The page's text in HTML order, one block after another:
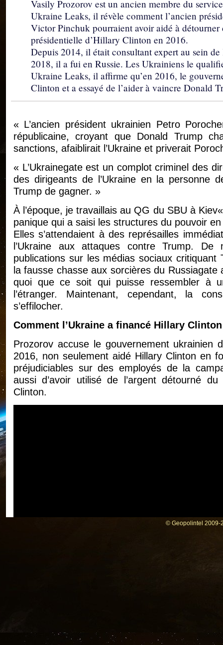
Vasily Prozorov est un ancien membre du
Ukraine Leaks, il révèle comment l’ancien
Victor Pinchuk pourraient avoir aidé à
présidentielle d’Hillary Clinton en 2016.
Depuis 2014, il était consultant expert au sein
2018, il a fui en Russie. Les Ukrainiens le
Ukraine Leaks, il affirme qu’en 2016, le
Clinton et a essayé de l’aider à vaincre Donald
« L’ancien président ukrainien Petro
républicaine, croyant que Donald Trump
sanctions, afaiblirait l’Ukraine et priverait
« L’Ukrainegate est un complot criminel des
des dirigeants de l’Ukraine en la personne
Trump de gagner. »
À l’époque, je travaillais au QG du SBU à
panique qui a saisi les structures du pouvoir
Elles s’attendaient à des représailles
l’Ukraine aux attaques contre Trump.
publications sur les médias sociaux critiquant
la fausse chasse aux sorcières du
quoi que ce soit qui puisse ressembler à
l’étranger. Maintenant, cependant, la
s’effilocher.
Comment l’Ukraine a financé Hillary Clinton
Prozorov accuse le gouvernement ukrainien
2016, non seulement aidé Hillary Clinton en
préjudiciables sur des employés de la
aussi d’avoir utilisé de l’argent détourné
Clinton.
© Geopolintel 2009-